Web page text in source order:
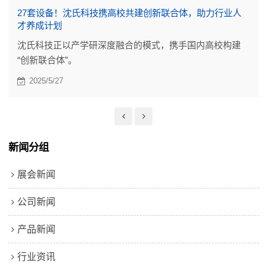
27套设备！沈氏科技携高校共建创新联合体，助力行业人
才养成计划
沈氏科技正以产学研深度融合的模式，携手国内高校构建
“创新联合体”。
2025/5/27
新闻分组
展会新闻
公司新闻
产品新闻
行业资讯